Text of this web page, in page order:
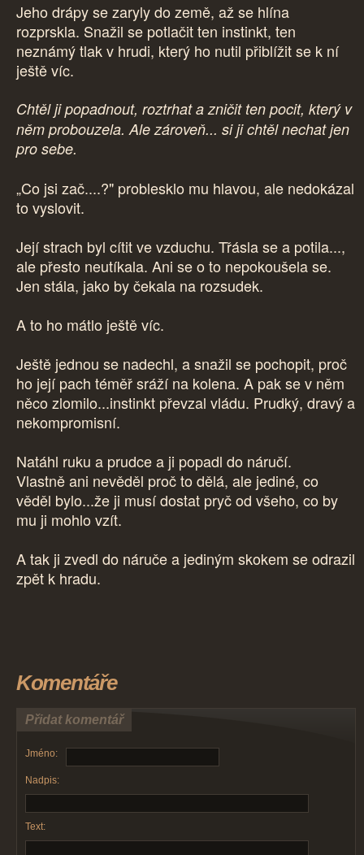
Jeho drápy se zaryly do země, až se hlína
rozprskla. Snažil se potlačit ten instinkt, ten
neznámý tlak v hrudi, který ho nutil přiblížit se k ní
ještě víc.
Chtěl ji popadnout, roztrhat a zničit ten pocit, který v
něm probouzela. Ale zároveň... si ji chtěl nechat jen
pro sebe.
„Co jsi zač....?" problesklo mu hlavou, ale nedokázal
to vyslovit.
Její strach byl cítit ve vzduchu. Třásla se a potila...,
ale přesto neutíkala. Ani se o to nepokoušela se.
Jen stála, jako by čekala na rozsudek.
A to ho mátlo ještě víc.
Ještě jednou se nadechl, a snažil se pochopit, proč
ho její pach téměř sráží na kolena. A pak se v něm
něco zlomilo...instinkt převzal vládu. Prudký, dravý a
nekompromisní.
Natáhl ruku a prudce a ji popadl do náručí.
Vlastně ani nevěděl proč to dělá, ale jediné, co
věděl bylo...že ji musí dostat pryč od všeho, co by
mu ji mohlo vzít.
A tak ji zvedl do náruče a jediným skokem se odrazil
zpět k hradu.
Komentáře
Přidat komentář
Jméno:
Nadpis:
Text: